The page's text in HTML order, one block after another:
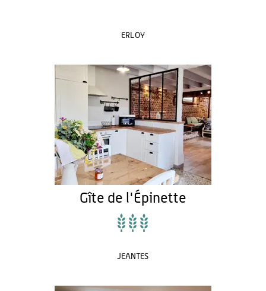
ERLOY
Gîte de l'Épinette
JEANTES